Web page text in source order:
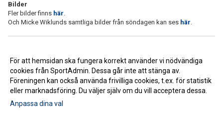
Bilder
Fler bilder finns här.
Och Micke Wiklunds samtliga bilder från söndagen kan ses här.
<< Tillbaka
För att hemsidan ska fungera korrekt använder vi nödvändiga
cookies från SportAdmin. Dessa går inte att stänga av.
Föreningen kan också använda frivilliga cookies, t.ex. för statistik
eller marknadsföring. Du väljer själv om du vill acceptera dessa.
Anpassa dina val